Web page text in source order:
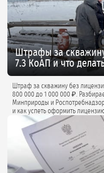
Штрафы за
7.3 КоАП и что
Штраф за скважину без
800 000 до 1 000 000 ₽. Разбираем, как проходят
Минприроды и
и как успеть оформить лицензию в срочном
практики и советы экспертов.